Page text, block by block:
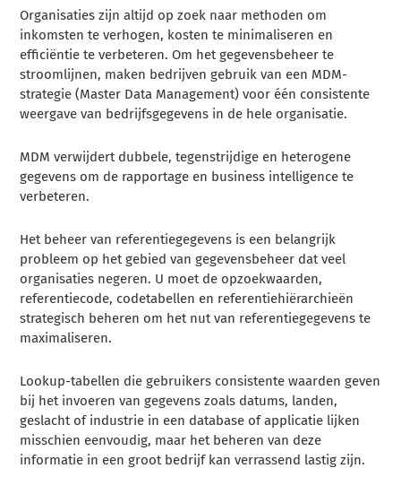
Organisaties zijn altijd op zoek naar methoden om
inkomsten te verhogen, kosten te minimaliseren en
efficiëntie te verbeteren. Om het gegevensbeheer te
stroomlijnen, maken bedrijven gebruik van een MDM-
strategie (Master Data Management) voor één consistente
weergave van bedrijfsgegevens in de hele organisatie.
MDM verwijdert dubbele, tegenstrijdige en heterogene
gegevens om de rapportage en business intelligence te
verbeteren.
Het beheer van referentiegegevens is een belangrijk
probleem op het gebied van gegevensbeheer dat veel
organisaties negeren. U moet de opzoekwaarden,
referentiecode, codetabellen en referentiehiërarchieën
strategisch beheren om het nut van referentiegegevens te
maximaliseren.
Lookup-tabellen die gebruikers consistente waarden geven
bij het invoeren van gegevens zoals datums, landen,
geslacht of industrie in een database of applicatie lijken
misschien eenvoudig, maar het beheren van deze
informatie in een groot bedrijf kan verrassend lastig zijn.